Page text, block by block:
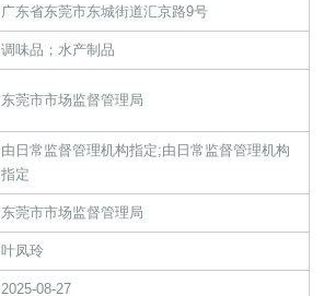
广东省东莞市东城街道汇京路9号
调味品；水产制品
东莞市市场监督管理局
由日常监督管理机构指定;由日常监督管理机构
指定
东莞市市场监督管理局
叶凤玲
2025-08-27